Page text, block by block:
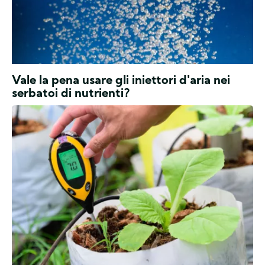
CANNA
FLUSH,
CANNACURE,
pH
+,
pH
e
i
Mononutrienti.
Negli
ultimi
anni,
abbiamo
assistito
ad
aumento
considerevole
dell'uso
di
Vale la pena usare gli iniettori d'aria nei
serbatoi di nutrienti?
Innaffiatura,
pH
&